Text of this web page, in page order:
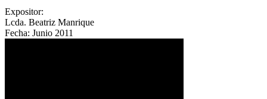
Expositor:
Lcda. Beatriz Manrique
Fecha: Junio 2011